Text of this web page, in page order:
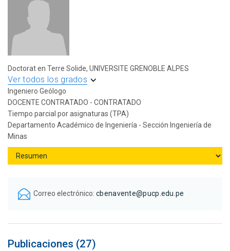
Doctorat en Terre Solide, UNIVERSITE GRENOBLE ALPES
Ver todos los grados
Ingeniero Geólogo
DOCENTE CONTRATADO - CONTRATADO
Tiempo parcial por asignaturas (TPA)
Departamento Académico de Ingeniería - Sección Ingeniería de
Minas
Correo electrónico: cbenavente@pucp.edu.pe
Publicaciones (27)